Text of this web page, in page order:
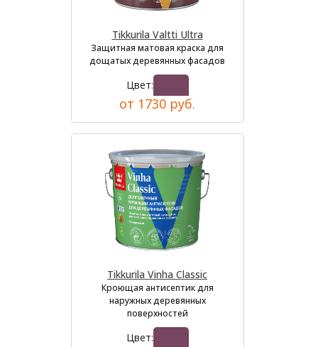
Tikkurila Valtti Ultra
Защитная матовая краска для
дощатых деревянных фасадов
Цвет:
от 1730 руб.
Tikkurila Vinha Classic
Кроющая антисептик для
наружных деревянных
поверхностей
Цвет: